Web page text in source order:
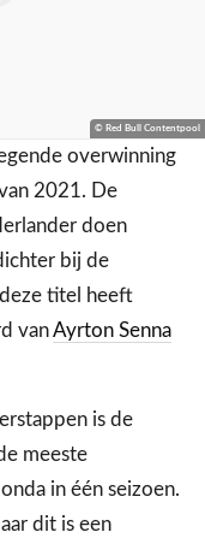
© Red Bull Contentpool
overwinning
2021. De
doen
bij de
titel heeft
vanAyrton Senna
is de
meeste
in één seizoen.
dit is een